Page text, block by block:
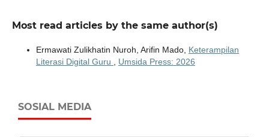
Most read articles by the same author(s)
Ermawati Zulikhatin Nuroh, Arifin Mado, Keterampilan
Literasi Digital Guru
Umsida Press: 2026
SOSIAL MEDIA